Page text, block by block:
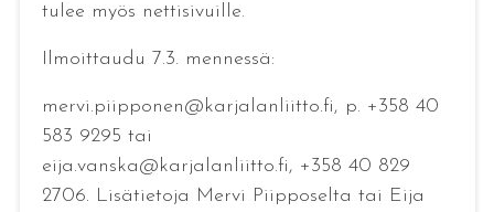
tulee myös nettisivuille.
Ilmoittaudu 7.3. mennessä:
mervi.piipponen@karjalanliitto.fi, p. +358 40
583 9295 tai
eija.vanska@karjalanliitto.fi, +358 40 829
2706. Lisätietoja Mervi Piipposelta tai Eija